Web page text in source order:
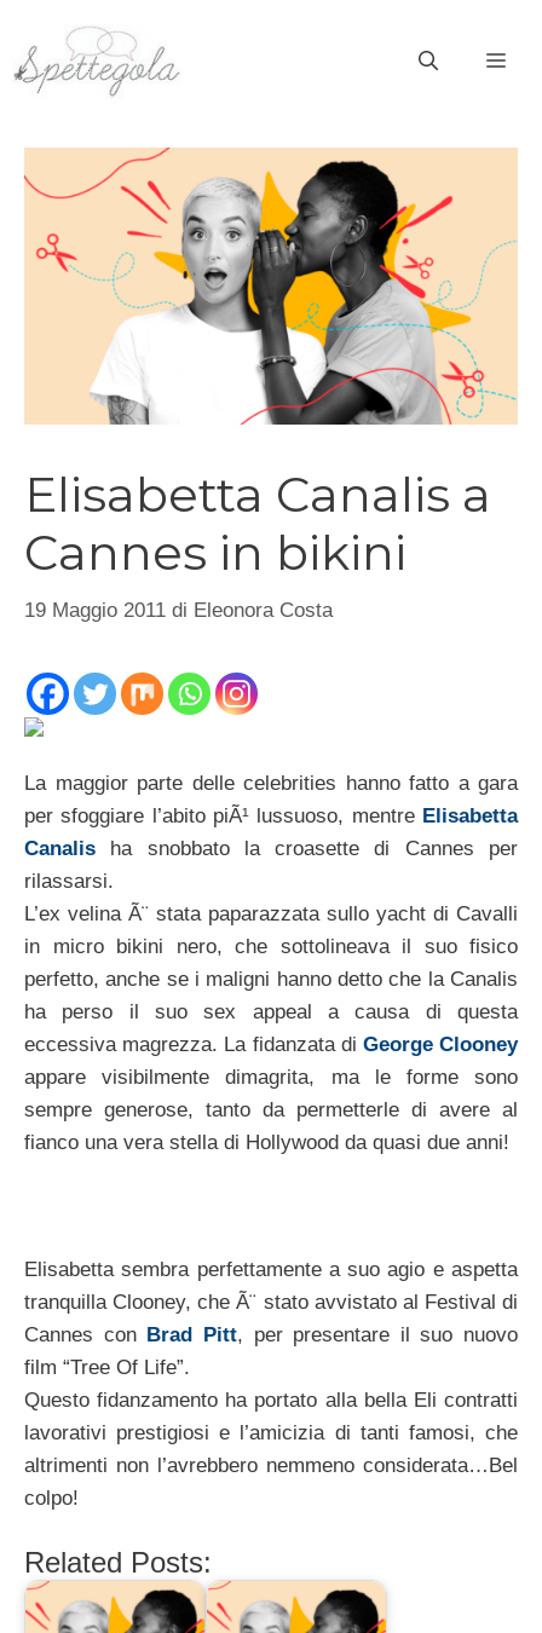
contenuto
Elisabetta Canalis a
Cannes in bikini
19 Maggio 2011 di Eleonora Costa
La maggior parte delle celebrities hanno fatto a gara
per sfoggiare l’abito piÃ¹ lussuoso, mentre Elisabetta
Canalis ha snobbato la croasette di Cannes per
rilassarsi.
L’ex velina Ã¨ stata paparazzata sullo yacht di Cavalli
in micro bikini nero, che sottolineava il suo fisico
perfetto, anche se i maligni hanno detto che la Canalis
ha perso il suo sex appeal a causa di questa
eccessiva magrezza. La fidanzata di George Clooney
appare visibilmente dimagrita, ma le forme sono
sempre generose, tanto da permetterle di avere al
fianco una vera stella di Hollywood da quasi due anni!
Elisabetta sembra perfettamente a suo agio e aspetta
tranquilla Clooney, che Ã¨ stato avvistato al Festival di
Cannes con Brad Pitt, per presentare il suo nuovo
film “Tree Of Life”.
Questo fidanzamento ha portato alla bella Eli contratti
lavorativi prestigiosi e l’amicizia di tanti famosi, che
altrimenti non l’avrebbero nemmeno considerata…Bel
colpo!
Related Posts: